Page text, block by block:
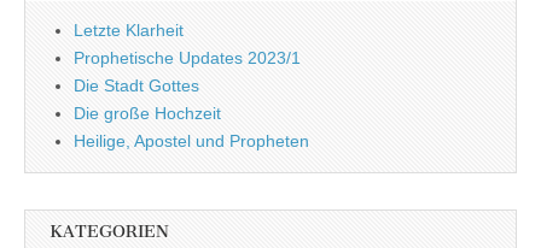
Letzte Klarheit
Prophetische Updates 2023/1
Die Stadt Gottes
Die große Hochzeit
Heilige, Apostel und Propheten
KATEGORIEN